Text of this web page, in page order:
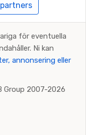
för eventuella
Ni kan
annonsering eller
Group 2007-2026